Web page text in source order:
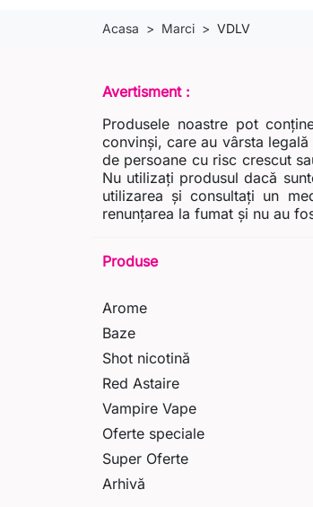
Acasa Marci VDLV
Avertisment :
Produsele noastre pot
convinși, care au vârsta
de persoane cu risc crescut
Nu utilizați produsul dacă
utilizarea și consultați un
renunțarea la fumat și nu au
Produse
Arome
Baze
Shot nicotină
Red Astaire
Vampire Vape
Oferte speciale
Super Oferte
Arhivă